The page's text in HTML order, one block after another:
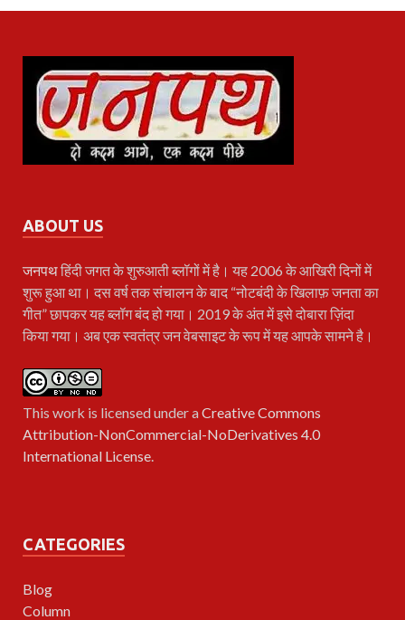
ABOUT US
जनपथहिंदी जगत के शुरुआती ब्लॉगों में है। यह 2006 के आखिरी दिनों में
शुरू हुआ था। दस वर्ष तक संचालन के बाद “नोटबंदी के खिलाफ़ जनता का
गीत” छापकर यह ब्लॉग बंद हो गया। 2019 के अंत में इसे दोबारा ज़िंदा
किया गया। अब एक स्वतंत्र जन वेबसाइट के रूप में यह आपके सामने है।
This work is licensed under aCreative Commons
Attribution-NonCommercial-NoDerivatives 4.0
International License.
CATEGORIES
Blog
Column